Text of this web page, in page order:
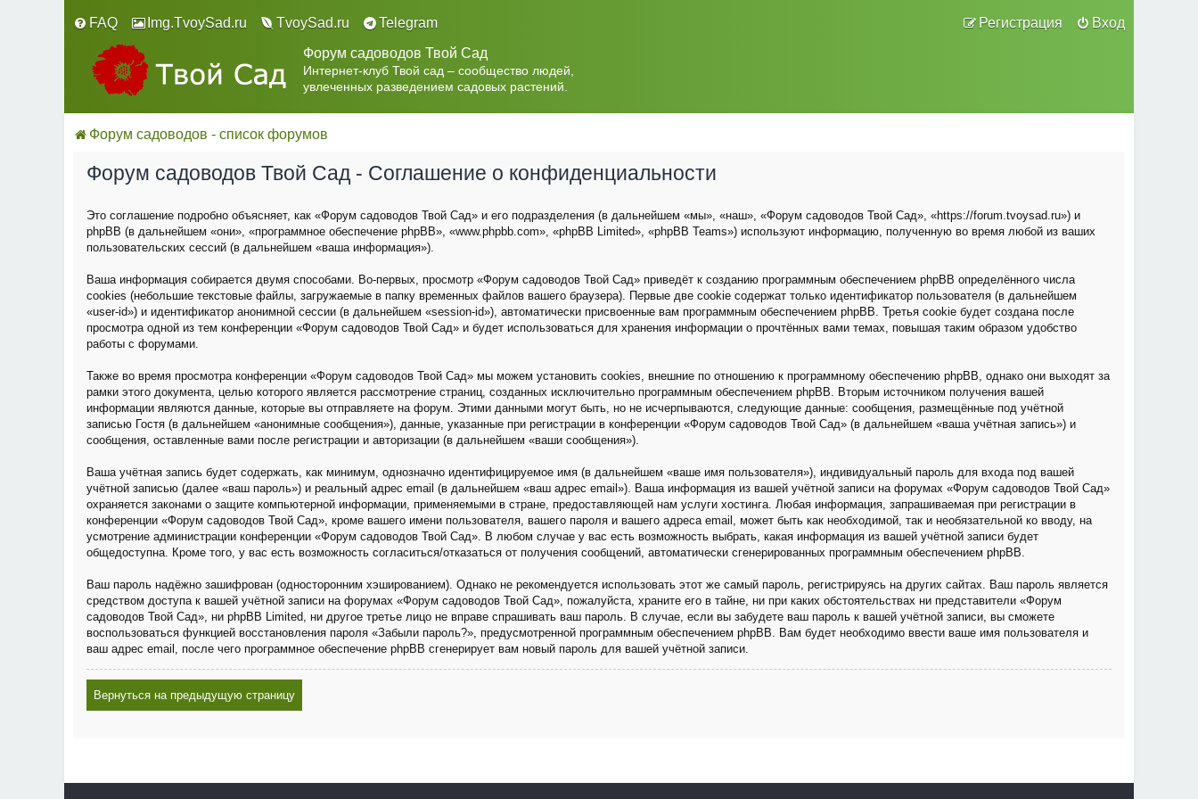
FAQ Вход
Регистрация
Img.TvoySad.ru TvoySad.ru
Telegram
Форум садоводов Твой Сад
Интернет-клуб Твой сад – сообщество людей,
увлеченных разведением садовых растений.
Форум садоводов - список форумов
Форум садоводов Твой Сад - Соглашение о конфиденциальности
Это соглашение подробно объясняет, как «Форум садоводов Твой Сад» и его подразделения (в дальнейшем «мы», «наш», «Форум садоводов Твой Сад», «https://forum.tvoysad.ru») и
phpBB (в дальнейшем «они», «программное обеспечение phpBB», «www.phpbb.com», «phpBB Limited», «phpBB Teams») используют информацию, полученную во время любой из ваших
пользовательских сессий (в дальнейшем «ваша информация»).
Ваша информация собирается двумя способами. Во-первых, просмотр «Форум садоводов Твой Сад» приведёт к созданию программным обеспечением phpBB определённого числа
cookies (небольшие текстовые файлы, загружаемые в папку временных файлов вашего браузера). Первые две cookie содержат только идентификатор пользователя (в дальнейшем
«user-id») и идентификатор анонимной сессии (в дальнейшем «session-id»), автоматически присвоенные вам программным обеспечением phpBB. Третья cookie будет создана после
просмотра одной из тем конференции «Форум садоводов Твой Сад» и будет использоваться для хранения информации о прочтённых вами темах, повышая таким образом удобство
работы с форумами.
Также во время просмотра конференции «Форум садоводов Твой Сад» мы можем установить cookies, внешние по отношению к программному обеспечению phpBB, однако они выходят за
рамки этого документа, целью которого является рассмотрение страниц, созданных исключительно программным обеспечением phpBB. Вторым источником получения вашей
информации являются данные, которые вы отправляете на форум. Этими данными могут быть, но не исчерпываются, следующие данные: сообщения, размещённые под учётной
записью Гостя (в дальнейшем «анонимные сообщения»), данные, указанные при регистрации в конференции «Форум садоводов Твой Сад» (в дальнейшем «ваша учётная запись») и
сообщения, оставленные вами после регистрации и авторизации (в дальнейшем «ваши сообщения»).
Ваша учётная запись будет содержать, как минимум, однозначно идентифицируемое имя (в дальнейшем «ваше имя пользователя»), индивидуальный пароль для входа под вашей
учётной записью (далее «ваш пароль») и реальный адрес email (в дальнейшем «ваш адрес email»). Ваша информация из вашей учётной записи на форумах «Форум садоводов Твой Сад»
охраняется законами о защите компьютерной информации, применяемыми в стране, предоставляющей нам услуги хостинга. Любая информация, запрашиваемая при регистрации в
конференции «Форум садоводов Твой Сад», кроме вашего имени пользователя, вашего пароля и вашего адреса email, может быть как необходимой, так и необязательной ко вводу, на
усмотрение администрации конференции «Форум садоводов Твой Сад». В любом случае у вас есть возможность выбрать, какая информация из вашей учётной записи будет
общедоступна. Кроме того, у вас есть возможность согласиться/отказаться от получения сообщений, автоматически сгенерированных программным обеспечением phpBB.
Ваш пароль надёжно зашифрован (односторонним хэшированием). Однако не рекомендуется использовать этот же самый пароль, регистрируясь на других сайтах. Ваш пароль является
средством доступа к вашей учётной записи на форумах «Форум садоводов Твой Сад», пожалуйста, храните его в тайне, ни при каких обстоятельствах ни представители «Форум
садоводов Твой Сад», ни phpBB Limited, ни другое третье лицо не вправе спрашивать ваш пароль. В случае, если вы забудете ваш пароль к вашей учётной записи, вы сможете
воспользоваться функцией восстановления пароля «Забыли пароль?», предусмотренной программным обеспечением phpBB. Вам будет необходимо ввести ваше имя пользователя и
ваш адрес email, после чего программное обеспечение phpBB сгенерирует вам новый пароль для вашей учётной записи.
Вернуться на предыдущую страницу